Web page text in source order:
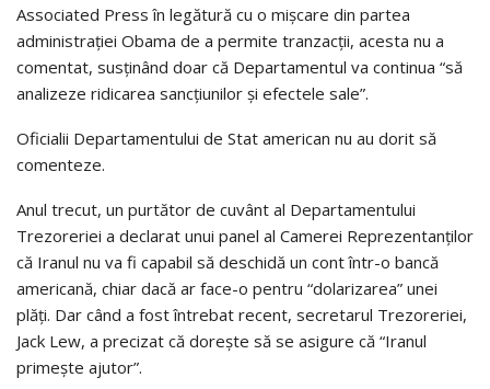
Associated Press în legătură cu o mişcare din partea
administraţiei Obama de a permite tranzacţii, acesta nu a
comentat, susţinând doar că Departamentul va continua “să
analizeze ridicarea sancţiunilor şi efectele sale”.
Oficialii Departamentului de Stat american nu au dorit să
comenteze.
Anul trecut, un purtător de cuvânt al Departamentului
Trezoreriei a declarat unui panel al Camerei Reprezentanţilor
că Iranul nu va fi capabil să deschidă un cont într-o bancă
americană, chiar dacă ar face-o pentru “dolarizarea” unei
plăţi. Dar când a fost întrebat recent, secretarul Trezoreriei,
Jack Lew, a precizat că doreşte să se asigure că “Iranul
primeşte ajutor”.